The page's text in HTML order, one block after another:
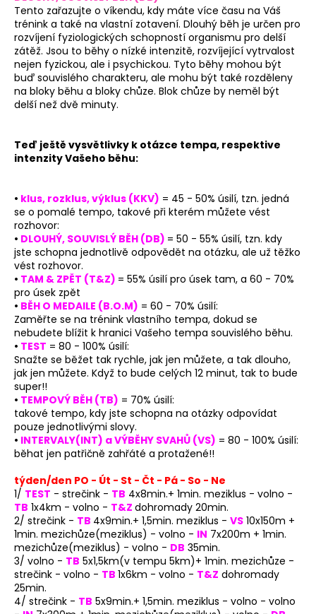
Tento zařazujte o víkendu, kdy máte více času na Váš
trénink a také na vlastní zotavení. Dlouhý běh je určen pro
rozvíjení fyziologických schopností organismu pro delší
zátěž. Jsou to běhy o nízké intenzitě, rozvíjející vytrvalost
nejen fyzickou, ale i psychickou. Tyto běhy mohou být
buď souvislého charakteru, ale mohu být také rozděleny
na bloky běhu a bloky chůze. Blok chůze by neměl být
delší než dvě minuty.
Teď ještě vysvětlivky k otázce tempa, respektive
intenzity Vašeho běhu:
• klus, rozklus, výklus (KKV) = 45 - 50% úsilí, tzn. jedná
se o pomalé tempo, takové při kterém můžete vést
rozhovor:
• DLOUHÝ, SOUVISLÝ BĚH (DB) = 50 - 55% úsilí, tzn. kdy
jste schopna jednotlivě odpovědět na otázku, ale už těžko
vést rozhovor.
• TAM & ZPĚT (T&Z) = 55% úsilí pro úsek tam, a 60 - 70%
pro úsek zpět
• BĚH O MEDAILE (B.O.M) = 60 - 70% úsilí:
Zaměřte se na trénink vlastního tempa, dokud se
nebudete blížit k hranici Vašeho tempa souvislého běhu.
• TEST = 80 - 100% úsilí:
Snažte se běžet tak rychle, jak jen můžete, a tak dlouho,
jak jen můžete. Když to bude celých 12 minut, tak to bude
super!!
• TEMPOVÝ BĚH (TB) = 70% úsilí:
takové tempo, kdy jste schopna na otázky odpovídat
pouze jednotlivými slovy.
• INTERVALY(INT) a VÝBĚHY SVAHŮ (VS) = 80 - 100% úsilí:
běhat jen patřičně zahřáté a protažené!!
týden/den PO - Út - St - Čt - Pá - So - Ne
1/ TEST - strečink - TB 4x8min.+ 1min. meziklus - volno -
TB 1x4km - volno - T&Z dohromady 20min.
2/ strečink - TB 4x9min.+ 1,5min. meziklus - VS 10x150m +
1min. mezichůze(meziklus) - volno - IN 7x200m + 1min.
mezichůze(meziklus) - volno - DB 35min.
3/ volno - TB 5x1,5km(v tempu 5km)+ 1min. mezichůze -
strečink - volno - TB 1x6km - volno - T&Z dohromady
25min.
4/ strečink - TB 5x9min.+ 1,5min. meziklus - volno - volno